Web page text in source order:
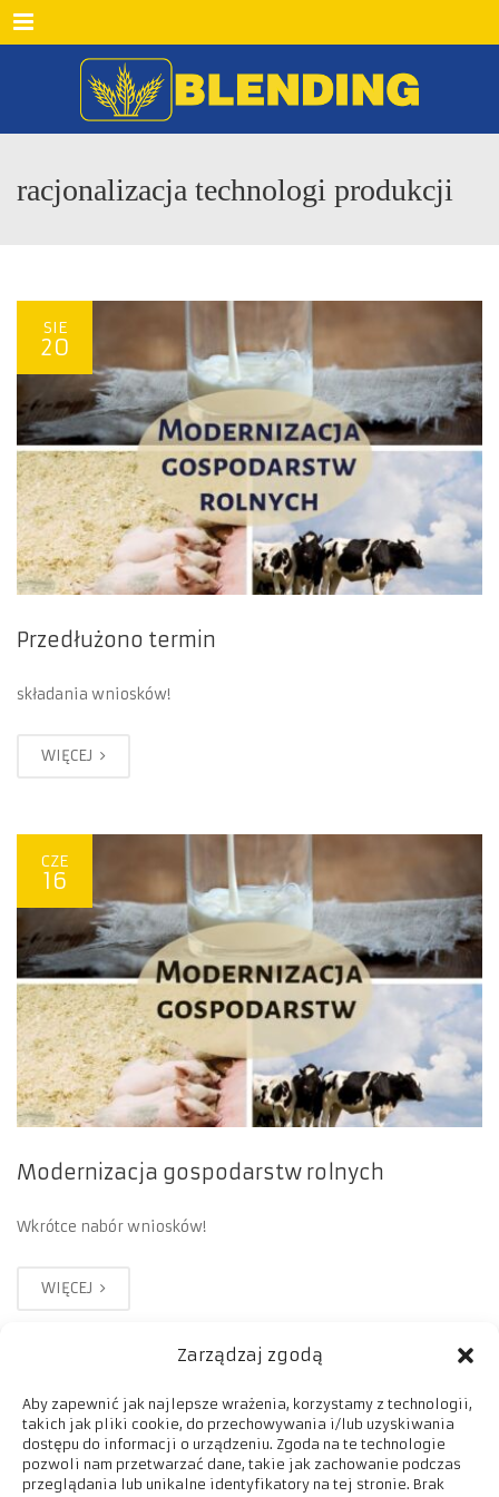
Zarządzaj zgodą
Aby zapewnić jak najlepsze wrażenia, korzystamy z technologii,
takich jak pliki cookie, do przechowywania i/lub uzyskiwania
dostępu do informacji o urządzeniu. Zgoda na te technologie
pozwoli nam przetwarzać dane, takie jak zachowanie podczas
przeglądania lub unikalne identyfikatory na tej stronie. Brak
Menu
racjonalizacja technologi produkcji
SIE
20
Przedłużono termin
składania wniosków!
WIĘCEJ
CZE
16
Modernizacja gospodarstw rolnych
Wkrótce nabór wniosków!
WIĘCEJ